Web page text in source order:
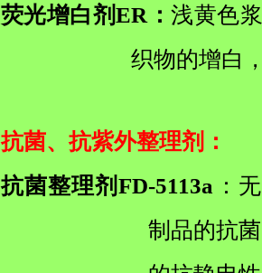
荧光增白剂ER：浅黄色
织物的增白
抗菌、抗紫外整理剂 ：
抗菌整理剂FD-5113a ：
制品的抗